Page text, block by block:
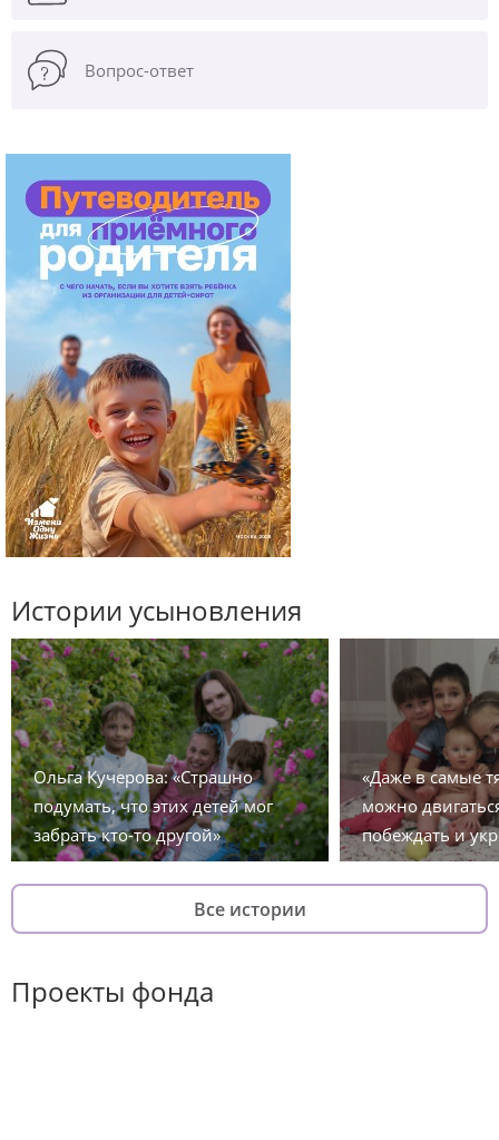
Вопрос-ответ
Истории усыновления
Ольга Кучерова: «Страшно
подумать, что этих детей мог
забрать кто-то другой»
«Даже в самые
можно
побеждать и
Все истории
Проекты фонда